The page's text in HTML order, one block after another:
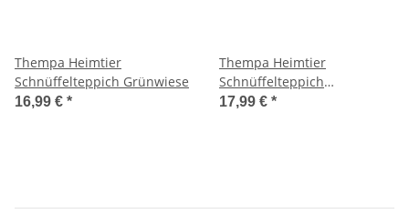
Thempa Heimtier
Schnüffelteppich Grünwiese
16,99 € *
Thempa Heimtier
Schnüffelteppich
Sonnenwiese
17,99 € *